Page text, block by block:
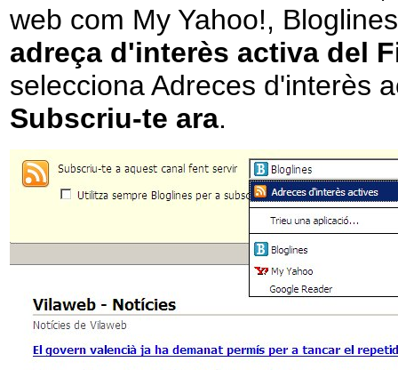
web com My Yahoo!,
adreça d'interès activa del
selecciona Adreces d'interès
Subscriu-te ara.